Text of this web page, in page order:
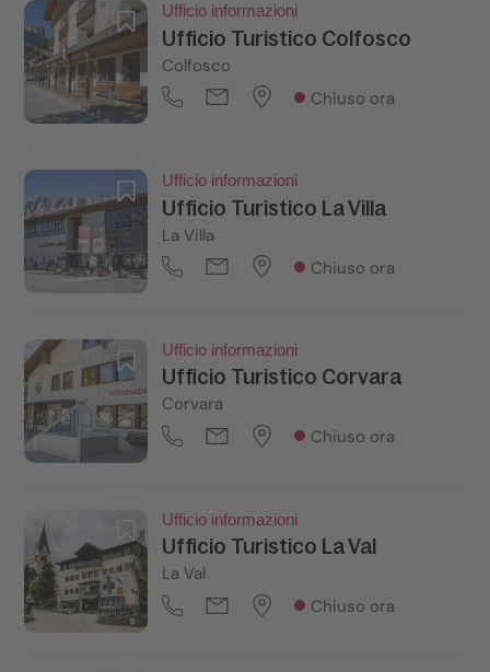
Ufficio informazioni
Ufficio Turistico Colfosco
Colfosco
Chiuso ora
Ufficio informazioni
Ufficio Turistico La Villa
La Villa
Chiuso ora
Ufficio informazioni
Ufficio Turistico Corvara
Corvara
Chiuso ora
Ufficio informazioni
Ufficio Turistico La Val
La Val
Chiuso ora